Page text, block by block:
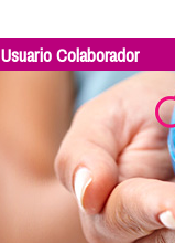
Usuario Colaborador